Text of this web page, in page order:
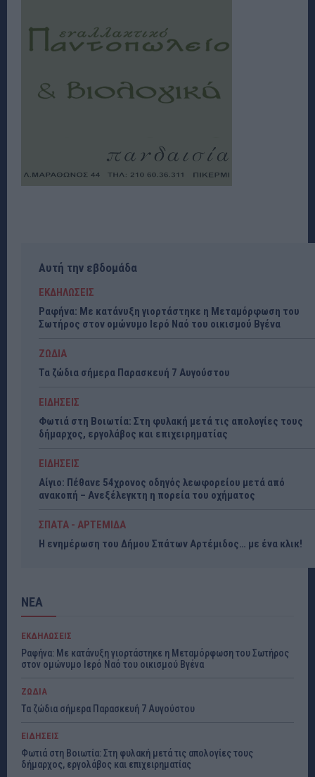
Αυτή την εβδομάδα
ΕΚΔΗΛΩΣΕΙΣ
Ραφήνα: Με κατάνυξη γιορτάστηκε η Μεταμόρφωση του
Σωτήρος στον ομώνυμο Ιερό Ναό του οικισμού Βγένα
ΖΩΔΙΑ
Τα ζώδια σήμερα Παρασκευή 7 Αυγούστου
ΕΙΔΗΣΕΙΣ
Φωτιά στη Βοιωτία: Στη φυλακή μετά τις απολογίες τους
δήμαρχος, εργολάβος και επιχειρηματίας
ΕΙΔΗΣΕΙΣ
Αίγιο: Πέθανε 54χρονος οδηγός λεωφορείου μετά από
ανακοπή – Ανεξέλεγκτη η πορεία του οχήματος
ΣΠΑΤΑ - ΑΡΤΕΜΙΔΑ
Η ενημέρωση του Δήμου Σπάτων Αρτέμιδος… με ένα κλικ!
ΝΕΑ
ΕΚΔΗΛΩΣΕΙΣ
Ραφήνα: Με κατάνυξη γιορτάστηκε η Μεταμόρφωση του Σωτήρος
στον ομώνυμο Ιερό Ναό του οικισμού Βγένα
ΖΩΔΙΑ
Τα ζώδια σήμερα Παρασκευή 7 Αυγούστου
ΕΙΔΗΣΕΙΣ
Φωτιά στη Βοιωτία: Στη φυλακή μετά τις απολογίες τους
δήμαρχος, εργολάβος και επιχειρηματίας